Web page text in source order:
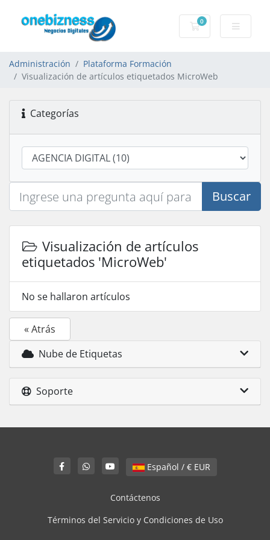
0
Carro de Pedidos
Administración
Plataforma Formación
Visualización de artículos etiquetados MicroWeb
Categorías
Buscar
Visualización de artículos
etiquetados 'MicroWeb'
No se hallaron artículos
« Atrás
Nube de Etiquetas
Soporte
Español / € EUR
Contáctenos
Términos del Servicio y Condiciones de Uso